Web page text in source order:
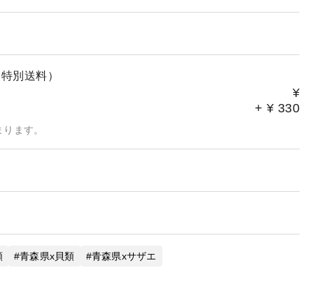
別送料）
¥
+ ¥ 330
ます。
青森県x貝類 青森県xサザエ